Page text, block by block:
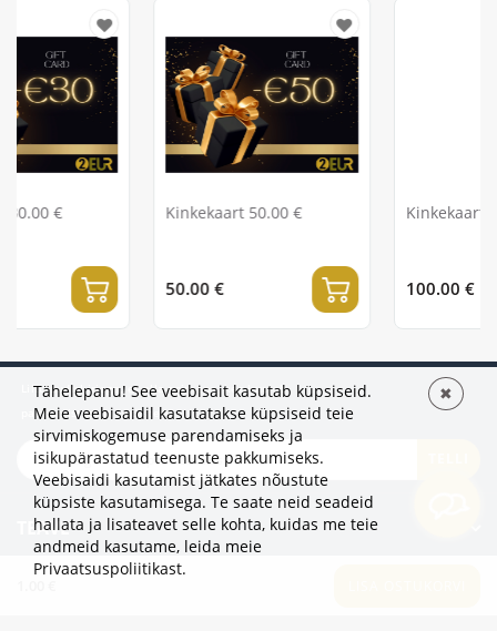
Kinkekaart 50.00 €
50.00 €
Kinkekaart 100.00 €
100.00 €
Liitu uudiskirjaga, et olla esimene, kes kuuleb
pakkumistest ja uudistest!
TEAVE
LISAKS
Tähelepanu! See veebisait kasutab küpsiseid.
Meie veebisaidil kasutatakse küpsiseid teie
sirvimiskogemuse parendamiseks ja
isikupärastatud teenuste pakkumiseks.
Veebisaidi kasutamist jätkates nõustute
küpsiste kasutamisega. Te saate neid seadeid
hallata ja lisateavet selle kohta, kuidas me teie
andmeid kasutame, leida meie
Privaatsuspoliitikast.
✖